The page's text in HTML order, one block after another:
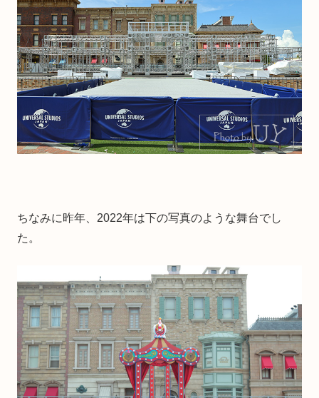
ちなみに昨年、2022年は下の写真のような舞台でし
た。